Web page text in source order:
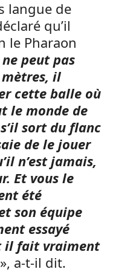
langue de
qu’il
le Pharaon
peut pas
il
cette balle où
le monde de
sort du flanc
de le jouer
n’est jamais,
Et vous le
été
son équipe
essayé
il fait vraiment
», a-t-il dit.